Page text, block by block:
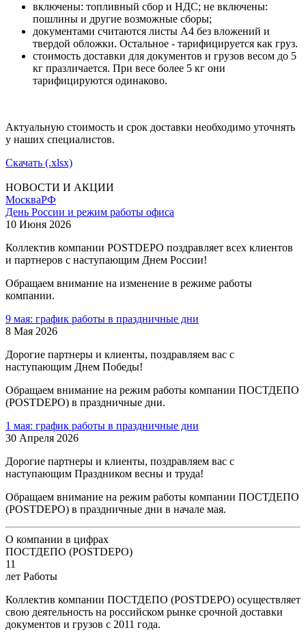
включены: топливный сбор и НДС; не включены:
пошлины и другие возможные сборы;
документами считаются листы А4 без вложений и
твердой обложки. Остальное - тарифицируется как груз.
стоимость доставки для документов и грузов весом до 5
кг празличается. При весе более 5 кг они
тарифицируются одинаково.
Актуальную стоимость и срок доставки необходимо уточнять
у наших специалистов.
Скачать (.xlsx)
НОВОСТИ И АКЦИИ
МоскваРФ
День России и режим работы офиса
10 Июня 2026
Коллектив компании POSTDEPO поздравляет всех клиентов
и партнеров с наступающим Днем России!
Обращаем внимание на изменение в режиме работы
компании.
9 мая: график работы в праздничные дни
8 Мая 2026
Дорогие партнеры и клиенты, поздравляем вас с
наступающим Днем Победы!
Обращаем внимание на режим работы компании ПОСТДЕПО
(POSTDEPO) в праздничные дни.
1 мая: график работы в праздничные дни
30 Апреля 2026
Дорогие партнеры и клиенты, поздравляем вас с
наступающим Праздником весны и труда!
Обращаем внимание на режим работы компании ПОСТДЕПО
(POSTDEPO) в праздничные дни в начале мая.
О компании в цифрах
ПОСТДЕПО (POSTDEPO)
11
лет Работы
Коллектив компании ПОСТДЕПО (POSTDEPO) осуществляет
свою деятельность на российском рынке срочной доставки
документов и грузов с 2011 года.